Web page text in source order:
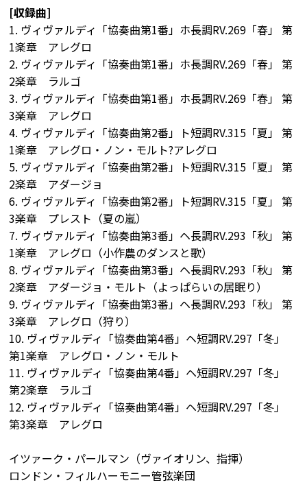
[収録曲]
1. ヴィヴァルディ「協奏曲第1番」ホ長調RV.269「春」 第
1楽章 アレグロ
2. ヴィヴァルディ「協奏曲第1番」ホ長調RV.269「春」 第
2楽章 ラルゴ
3. ヴィヴァルディ「協奏曲第1番」ホ長調RV.269「春」 第
3楽章 アレグロ
4. ヴィヴァルディ「協奏曲第2番」ト短調RV.315「夏」 第
1楽章 アレグロ・ノン・モルト?アレグロ
5. ヴィヴァルディ「協奏曲第2番」ト短調RV.315「夏」 第
2楽章 アダージョ
6. ヴィヴァルディ「協奏曲第2番」ト短調RV.315「夏」 第
3楽章 プレスト（夏の嵐）
7. ヴィヴァルディ「協奏曲第3番」ヘ長調RV.293「秋」 第
1楽章 アレグロ（小作農のダンスと歌）
8. ヴィヴァルディ「協奏曲第3番」ヘ長調RV.293「秋」 第
2楽章 アダージョ・モルト（よっぱらいの居眠り）
9. ヴィヴァルディ「協奏曲第3番」ヘ長調RV.293「秋」 第
3楽章 アレグロ（狩り）
10. ヴィヴァルディ「協奏曲第4番」ヘ短調RV.297「冬」
第1楽章 アレグロ・ノン・モルト
11. ヴィヴァルディ「協奏曲第4番」ヘ短調RV.297「冬」
第2楽章 ラルゴ
12. ヴィヴァルディ「協奏曲第4番」ヘ短調RV.297「冬」
第3楽章 アレグロ
イツァーク・パールマン（ヴァイオリン、指揮）
ロンドン・フィルハーモニー管弦楽団